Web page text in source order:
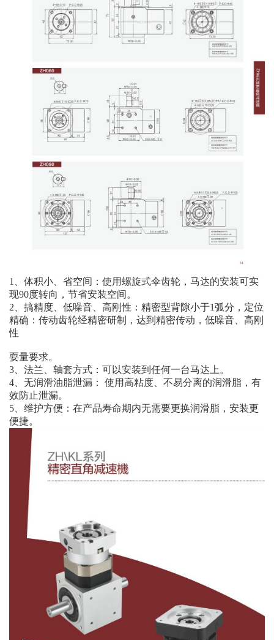
1、体积小、省空间：使用螺旋式伞齿轮，马达的安装可实
现90度转向，节省安装空间。
2、搞精度、低噪音、高刚性：精密型背隙小于1弧分，定位
精确：传动齿轮经精密研制，达到精密传动，低噪音、高刚
性
耍量要求。
3、法兰、轴套方式：可以安装到任何一台马达上。
4、无润滑油脂泄漏： 使用高粘度、不易分离的润滑脂，有
效防止泄漏。
5、维护方便：在产品寿命期内无需要更换润滑脂，安装更
便捷。